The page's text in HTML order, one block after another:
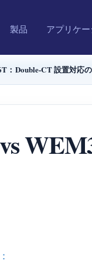
製品 アプリケ
：Double-CT 設置対応